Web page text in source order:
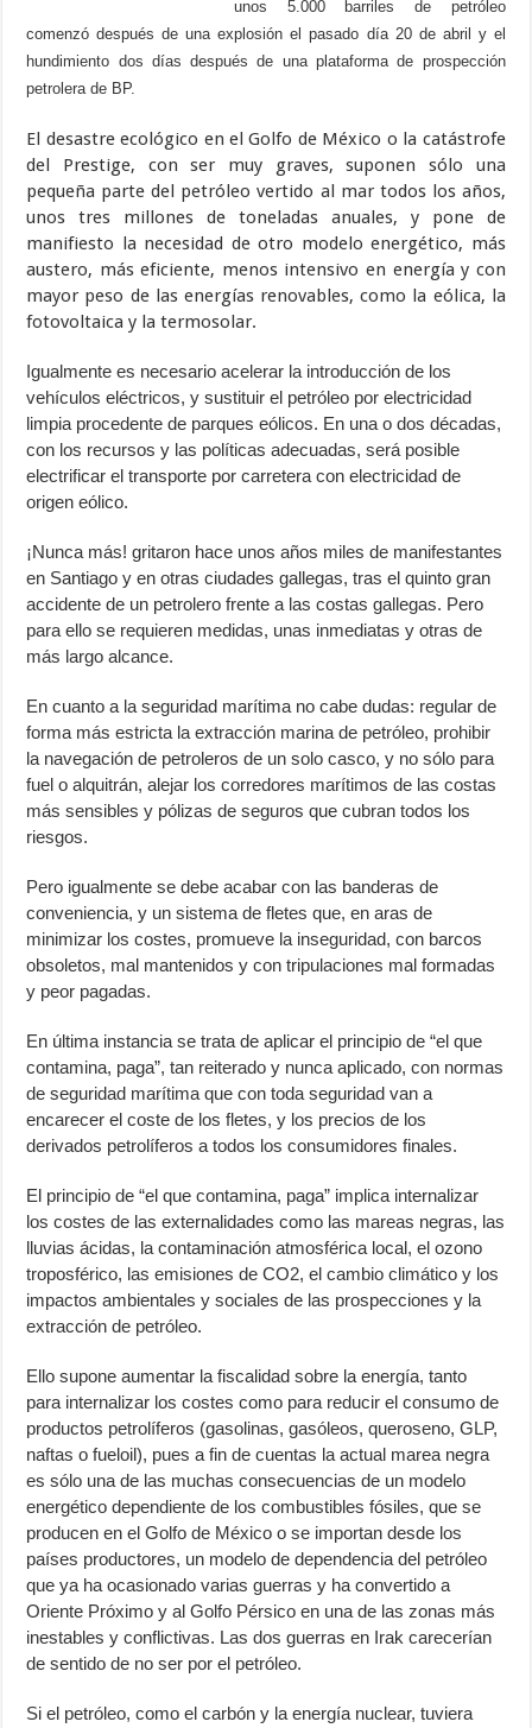
unos 5.000 barriles de petróleo
comenzó después de una explosión el pasado día 20 de abril y el
hundimiento dos días después de una plataforma de prospección
petrolera de BP.
El desastre ecológico en el Golfo de México o la catástrofe
del Prestige, con ser muy graves, suponen sólo una
pequeña parte del petróleo vertido al mar todos los años,
unos tres millones de toneladas anuales, y pone de
manifiesto la necesidad de otro modelo energético, más
austero, más eficiente, menos intensivo en energía y con
mayor peso de las energías renovables, como la eólica, la
fotovoltaica y la termosolar.
Igualmente es necesario acelerar la introducción de los
vehículos eléctricos, y sustituir el petróleo por electricidad
limpia procedente de parques eólicos. En una o dos décadas,
con los recursos y las políticas adecuadas, será posible
electrificar el transporte por carretera con electricidad de
origen eólico.
¡Nunca más! gritaron hace unos años miles de manifestantes
en Santiago y en otras ciudades gallegas, tras el quinto gran
accidente de un petrolero frente a las costas gallegas. Pero
para ello se requieren medidas, unas inmediatas y otras de
más largo alcance.
En cuanto a la seguridad marítima no cabe dudas: regular de
forma más estricta la extracción marina de petróleo, prohibir
la navegación de petroleros de un solo casco, y no sólo para
fuel o alquitrán, alejar los corredores marítimos de las costas
más sensibles y pólizas de seguros que cubran todos los
riesgos.
Pero igualmente se debe acabar con las banderas de
conveniencia, y un sistema de fletes que, en aras de
minimizar los costes, promueve la inseguridad, con barcos
obsoletos, mal mantenidos y con tripulaciones mal formadas
y peor pagadas.
En última instancia se trata de aplicar el principio de “el que
contamina, paga”, tan reiterado y nunca aplicado, con normas
de seguridad marítima que con toda seguridad van a
encarecer el coste de los fletes, y los precios de los
derivados petrolíferos a todos los consumidores finales.
El principio de “el que contamina, paga” implica internalizar
los costes de las externalidades como las mareas negras, las
lluvias ácidas, la contaminación atmosférica local, el ozono
troposférico, las emisiones de CO2, el cambio climático y los
impactos ambientales y sociales de las prospecciones y la
extracción de petróleo.
Ello supone aumentar la fiscalidad sobre la energía, tanto
para internalizar los costes como para reducir el consumo de
productos petrolíferos (gasolinas, gasóleos, queroseno, GLP,
naftas o fueloil), pues a fin de cuentas la actual marea negra
es sólo una de las muchas consecuencias de un modelo
energético dependiente de los combustibles fósiles, que se
producen en el Golfo de México o se importan desde los
países productores, un modelo de dependencia del petróleo
que ya ha ocasionado varias guerras y ha convertido a
Oriente Próximo y al Golfo Pérsico en una de las zonas más
inestables y conflictivas. Las dos guerras en Irak carecerían
de sentido de no ser por el petróleo.
Si el petróleo, como el carbón y la energía nuclear, tuviera